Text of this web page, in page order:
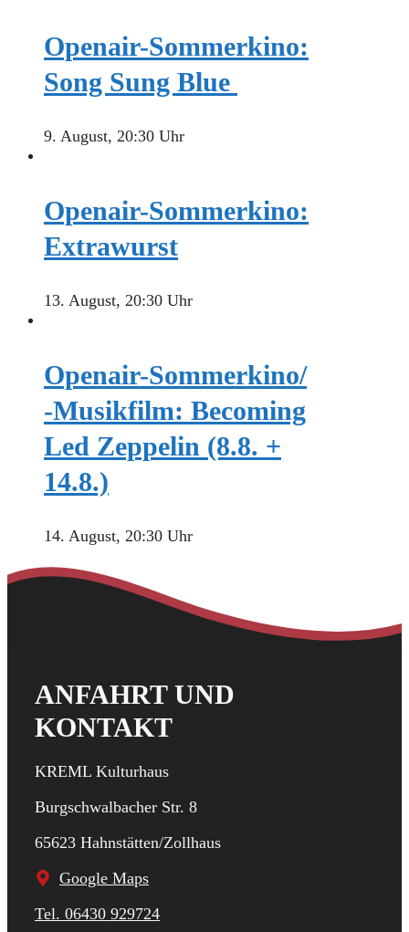
Openair-Sommerkino:
Song Sung Blue
9. August, 20:30 Uhr
Openair-Sommerkino:
Extrawurst
13. August, 20:30 Uhr
Openair-Sommerkino/
-Musikfilm: Becoming
Led Zeppelin (8.8. +
14.8.)
14. August, 20:30 Uhr
ANFAHRT UND
KONTAKT
KREML Kulturhaus
Burgschwalbacher Str. 8
65623 Hahnstätten/Zollhaus
Google Maps
Tel. 06430 929724